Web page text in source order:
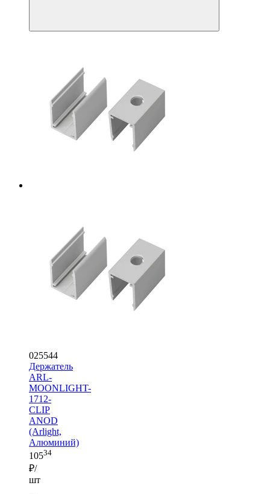
025544
Держатель
ARL-
MOONLIGHT-
1712-
CLIP
ANOD
(Arlight,
Алюминий)
10534
₽/
шт